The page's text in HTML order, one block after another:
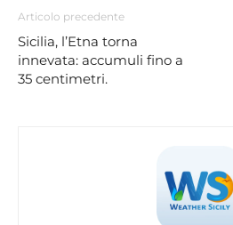
Articolo precedente
Sicilia, l’Etna torna
innevata: accumuli fino a
35 centimetri.